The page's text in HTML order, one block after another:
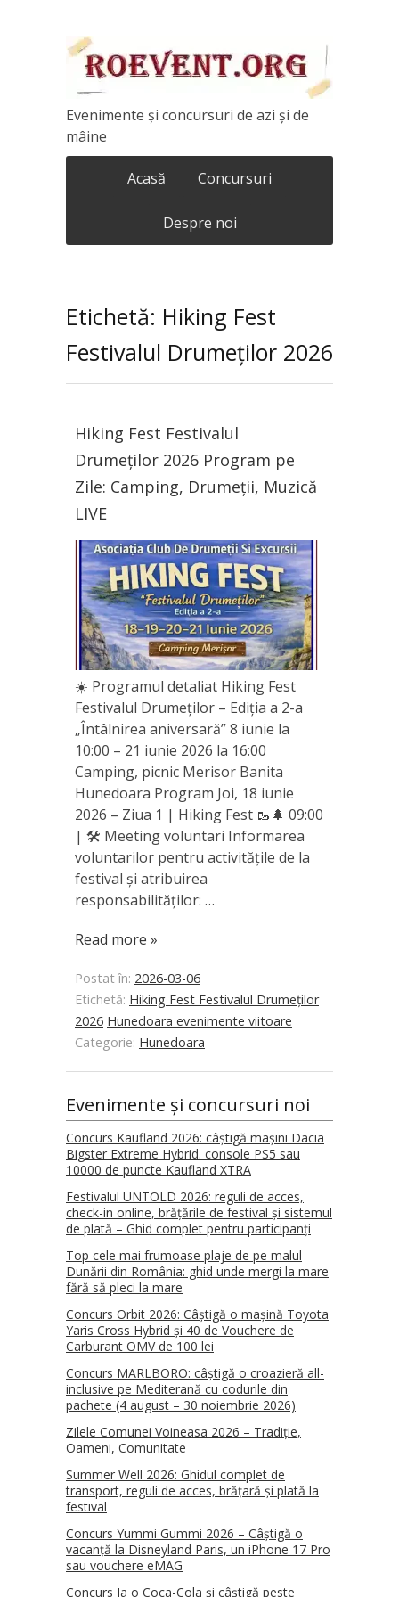
Evenimente și concursuri de azi și de
mâine
Acasă Concursuri
Despre noi
Etichetă: Hiking Fest
Festivalul Drumeților 2026
Hiking Fest Festivalul
Drumeților 2026 Program pe
Zile: Camping, Drumeții, Muzică
LIVE
☀️ Programul detaliat Hiking Fest
Festivalul Drumeților – Ediția a 2-a
„Întâlnirea aniversară” 8 iunie la
10:00 – 21 iunie 2026 la 16:00
Camping, picnic Merisor Banita
Hunedoara Program Joi, 18 iunie
2026 – Ziua 1 | Hiking Fest 🥾🌲 09:00
| 🛠️ Meeting voluntari Informarea
voluntarilor pentru activitățile de la
festival și atribuirea
responsabilităților: …
Read more »
Postat în: 2026-03-06
Etichetă: Hiking Fest Festivalul Drumeților
2026 Hunedoara evenimente viitoare
Categorie: Hunedoara
Evenimente și concursuri noi
Concurs Kaufland 2026: câștigă mașini Dacia
Bigster Extreme Hybrid. console PS5 sau
10000 de puncte Kaufland XTRA
Festivalul UNTOLD 2026: reguli de acces,
check-in online, brățările de festival și sistemul
de plată – Ghid complet pentru participanți
Top cele mai frumoase plaje de pe malul
Dunării din România: ghid unde mergi la mare
fără să pleci la mare
Concurs Orbit 2026: Câștigă o mașină Toyota
Yaris Cross Hybrid și 40 de Vouchere de
Carburant OMV de 100 lei
Concurs MARLBORO: câștigă o croazieră all-
inclusive pe Mediterană cu codurile din
pachete (4 august – 30 noiembrie 2026)
Zilele Comunei Voineasa 2026 – Tradiție,
Oameni, Comunitate
Summer Well 2026: Ghidul complet de
transport, reguli de acces, brățară și plată la
festival
Concurs Yummi Gummi 2026 – Câștigă o
vacanță la Disneyland Paris, un iPhone 17 Pro
sau vouchere eMAG
Concurs Ia o Coca-Cola și câștigă peste